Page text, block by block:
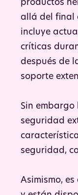
productos
allá del final
incluye
críticas
después de
soporte
Sin
seguridad
seguridad,
Asimismo,